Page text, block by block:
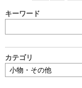
キーワード
カテゴリ